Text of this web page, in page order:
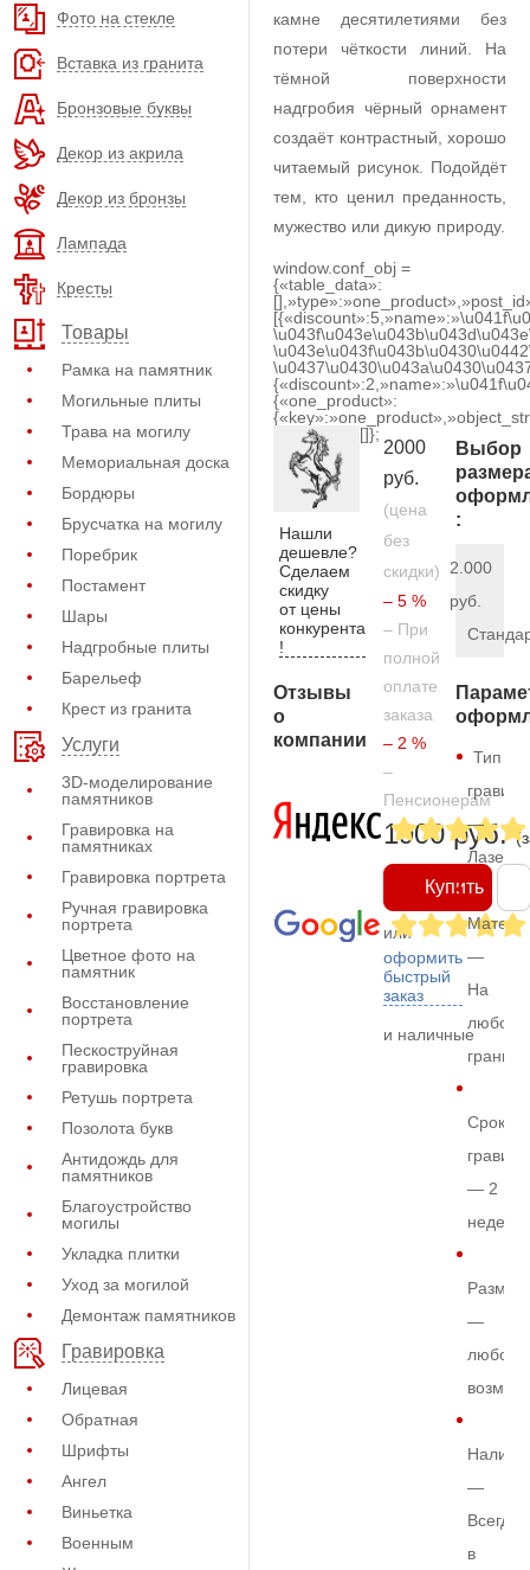
Фото на стекле
Вставка из гранита
Бронзовые буквы
Декор из акрила
Декор из бронзы
Лампада
Кресты
Товары
Рамка на памятник
Могильные плиты
Трава на могилу
Мемориальная доска
Бордюры
Брусчатка на могилу
Поребрик
Постамент
Шары
Надгробные плиты
Барельеф
Крест из гранита
Услуги
3D-моделирование
памятников
Гравировка на
памятниках
Гравировка портрета
Ручная гравировка
портрета
Цветное фото на
памятник
Восстановление
портрета
Пескоструйная
гравировка
Ретушь портрета
Позолота букв
Антидождь для
памятников
Благоустройство
могилы
Укладка плитки
Уход за могилой
Демонтаж памятников
Гравировка
Лицевая
Обратная
Шрифты
Ангел
Виньетка
Военным
камне десятилетиями без
потери чёткости линий. На
тёмной поверхности
надгробия чёрный орнамент
создаёт контрастный, хорошо
читаемый рисунок. Подойдёт
тем, кто ценил преданность,
мужество или дикую природу.
window.conf_obj =
{«table_data»:
{«one_product»:
[]};
Нашли
дешевле?
Сделаем
скидку
от цены
конкурента
!
Отзывы
о
компании
2000
руб.
(цена
без
скидки)
– 5 %
– При
полной
оплате
заказа
– 2 %
–
Пенсионерам
1900 руб.
Купить
или
оформить
быстрый
заказ
и наличные
Выбор
:
2.000
руб.
Тип
—
—
На
любом
граните
Срок
— 2
недели
Размер
—
любой
—
Всегда
в